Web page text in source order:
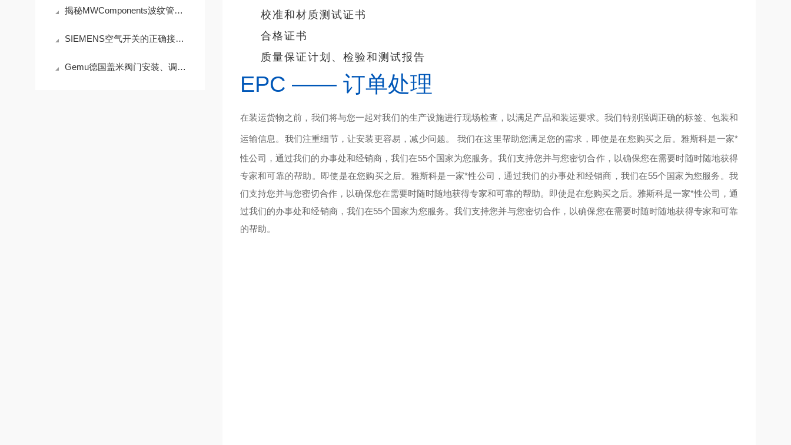
揭秘MWComponents波纹管的材料工艺与结构设计
SIEMENS空气开关的正确接线方法与注意事项
Gemu德国盖米阀门安装、调试与维护要点
校准和材质测试证书
合格证书
质量保证计划、检验和测试报告
EPC —— 订单处理
在装运货物之前，我们将与您一起对我们的生产设施进行现场检查，以满足产品和装运要求。我们特别强调正确的标签、包装和
运输信息。我们注重细节，让安装更容易，减少问题。 我们在这里帮助您满足您的需求， 即使是在您购买之后。雅斯科是一家*
性公司，通过我们的办事处和经销商，我们在55个国家为您服务。我们支持您并与您密切合作，以确保您在需要时随时随地获得
专家和可靠的帮助。 即使是在您购买之后。雅斯科是一家*性公司，通过我们的办事处和经销商，我们在55个国家为您服务。我
们支持您并与您密切合作，以确保您在需要时随时随地获得专家和可靠的帮助。 即使是在您购买之后。雅斯科是一家*性公司，通
过我们的办事处和经销商，我们在55个国家为您服务。我们支持您并与您密切合作，以确保您在需要时随时随地获得专家和可靠
的帮助。